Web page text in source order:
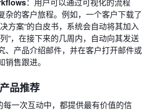
杂的客户旅程。例如，一个客户下载了
方案”的白皮书，系统会自动将其加入
”，在接下来的几周内，自动向其发送
、产品介绍邮件，并在客户打开邮件或
销售跟进。
品推荐
每一次互动中，都提供最有价值的信